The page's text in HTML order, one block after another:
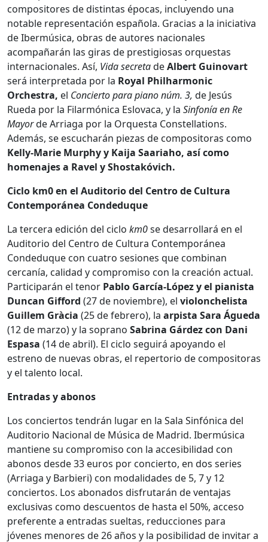
compositores de distintas épocas, incluyendo una
notable representación española. Gracias a la iniciativa
de Ibermúsica, obras de autores nacionales
acompañarán las giras de prestigiosas orquestas
internacionales. Así, Vida secretadeAlbert Guinovart
será interpretada por la Royal Philharmonic
Orchestra, el Concierto para piano núm. 3, de Jesús
Rueda por la Filarmónica Eslovaca, y la Sinfonía en Re
Mayorde Arriaga por la Orquesta Constellations.
Además, se escucharán piezas de compositoras como
Kelly-Marie Murphy y Kaija Saariaho, así como
homenajes a Ravel y Shostakóvich.
Ciclo km0 en el Auditorio del Centro de Cultura
Contemporánea Condeduque
La tercera edición del ciclo km0se desarrollará en el
Auditorio del Centro de Cultura Contemporánea
Condeduque con cuatro sesiones que combinan
cercanía, calidad y compromiso con la creación actual.
Participarán el tenor Pablo García-López y el pianista
Duncan Gifford (27 de noviembre), el violonchelista
Guillem Gràcia (25 de febrero), la arpista Sara Águeda
(12 de marzo) y la soprano Sabrina Gárdez con Dani
Espasa (14 de abril). El ciclo seguirá apoyando el
estreno de nuevas obras, el repertorio de compositoras
y el talento local.
Entradas y abonos
Los conciertos tendrán lugar en la Sala Sinfónica del
Auditorio Nacional de Música de Madrid. Ibermúsica
mantiene su compromiso con la accesibilidad con
abonos desde 33 euros por concierto, en dos series
(Arriaga y Barbieri) con modalidades de 5, 7 y 12
conciertos. Los abonados disfrutarán de ventajas
exclusivas como descuentos de hasta el 50%, acceso
preferente a entradas sueltas, reducciones para
jóvenes menores de 26 años y la posibilidad de invitar a